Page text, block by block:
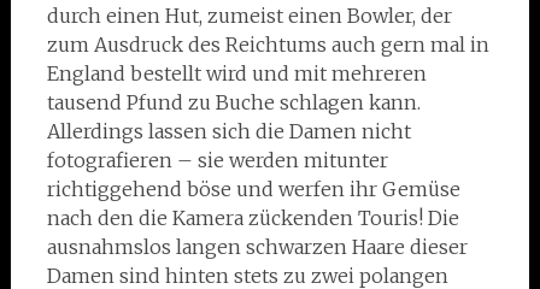
durch einen Hut, zumeist einen Bowler, der
zum Ausdruck des Reichtums auch gern mal in
England bestellt wird und mit mehreren
tausend Pfund zu Buche schlagen kann.
Allerdings lassen sich die Damen nicht
fotografieren – sie werden mitunter
richtiggehend böse und werfen ihr Gemüse
nach den die Kamera zückenden Touris! Die
ausnahmslos langen schwarzen Haare dieser
Damen sind hinten stets zu zwei polangen